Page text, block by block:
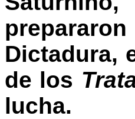
Dictadura,
de los
lucha.